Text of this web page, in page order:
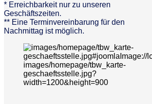
* Erreichbarkeit nur zu unseren
Geschäftszeiten.
** Eine Terminvereinbarung für den
Nachmittag ist möglich.